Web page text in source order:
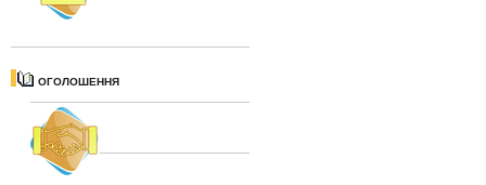
ОГОЛОШЕННЯ